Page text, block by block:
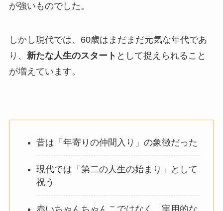
が強いものでした。
しかし現代では、60歳はまだまだ元気な年代であ
り、 新たな人生のスタート として捉えられること
が増えています。
昔は「年寄りの仲間入り」の象徴だった
現代では「第二の人生の始まり」として
祝う
赤いちゃんちゃんこではなく、実用的な